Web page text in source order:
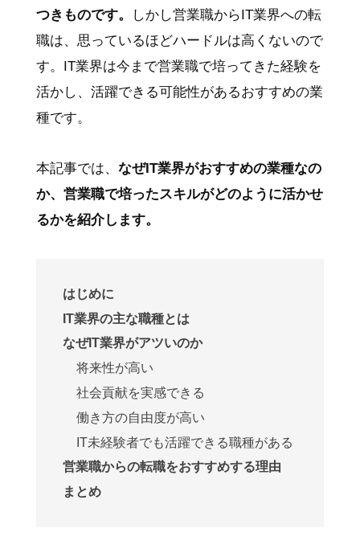
つきものです。
しかし営業職からIT業界への転
職は、思っているほどハードルは高くないので
す。IT業界は今まで営業職で培ってきた経験を
活かし、活躍できる可能性があるおすすめの業
種です。
本記事では、 なぜIT業界がおすすめの業種なの
か、営業職で培ったスキルがどのように活かせ
るかを紹介します。
はじめに
IT業界の主な職種とは
なぜIT業界がアツいのか
将来性が高い
社会貢献を実感できる
働き方の自由度が高い
IT未経験者でも活躍できる職種がある
営業職からの転職をおすすめする理由
まとめ